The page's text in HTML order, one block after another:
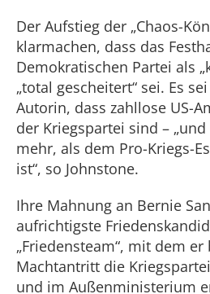
Der Aufstieg der „Chaos-
klarmachen, dass das
Demokratischen Partei als
„total gescheitert“ sei. Es
Autorin, dass zahllose US-
der Kriegspartei sind –
mehr, als dem Pro-Kriegs-
ist“, so Johnstone.
Ihre Mahnung an Bernie
aufrichtigste
„Friedensteam“, mit dem
Machtantritt die
und im Außenministerium